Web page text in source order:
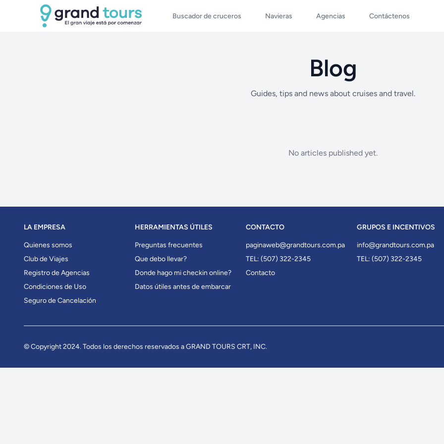
Buscador de cruceros Navieras Agencias Contáctenos
Blog
Guides, tips and news about cruises and travel.
No articles published yet.
LA EMPRESA
Quienes somos
Club de Viajes
Registro de Agencias
Condiciones de Uso
Seguro de Cancelación
HERRAMIENTAS ÚTILES
Preguntas frecuentes
Que debo llevar?
Donde hago mi checkin online?
Datos útiles antes de embarcar
CONTACTO
paginaweb@grandtours.com.pa
TEL: (507) 322-2345
Contacto
GRUPOS E INCENTIVOS
info@grandtours.com.pa
TEL: (507) 322-2345
© Copyright 2024. Todos los derechos reservados a GRAND TOURS CRT, INC.